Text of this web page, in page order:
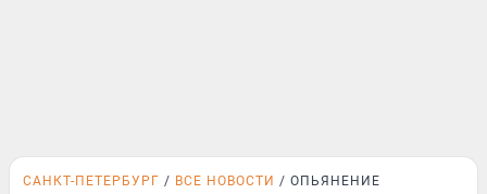
САНКТ-ПЕТЕРБУРГ ВСЕ НОВОСТИ ОПЬЯНЕНИЕ